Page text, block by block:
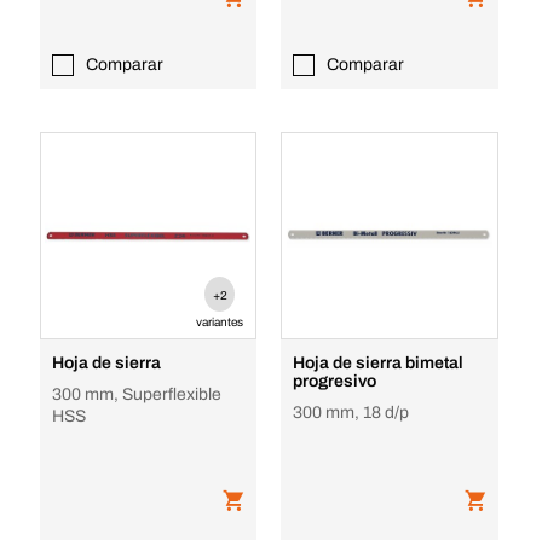
Comparar Comparar
+2
variantes
Hoja de sierra
300 mm, Superflexible
HSS
Hoja de sierra bimetal
progresivo
300 mm, 18 d/p